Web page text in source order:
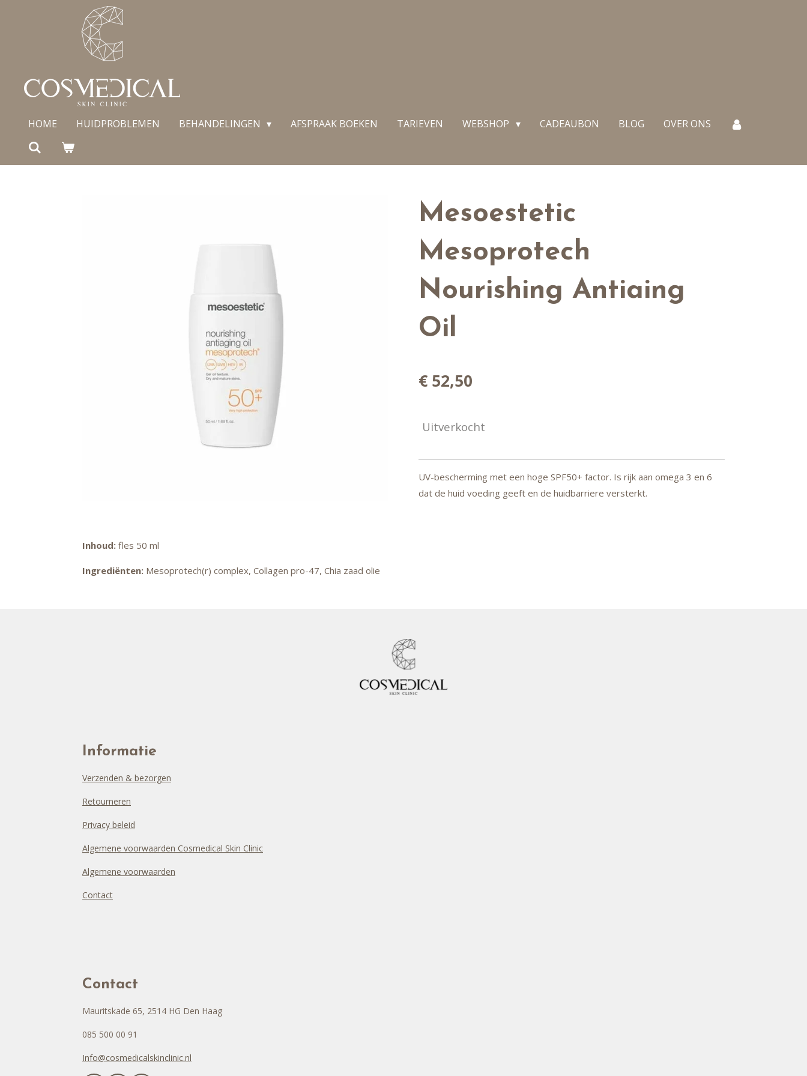
hoofdinhoud
HOME HUIDPROBLEMEN BEHANDELINGEN AFSPRAAK BOEKEN TARIEVEN WEBSHOP CADEAUBON BLOG OVER ONS
Mesoestetic
Mesoprotech
Nourishing Antiaing
Oil
€ 52,50
Uitverkocht
UV-bescherming met een hoge SPF50+ factor. Is rijk aan omega 3 en 6
dat de huid voeding geeft en de huidbarriere versterkt.
Inhoud: fles 50 ml
Ingrediënten: Mesoprotech(r) complex, Collagen pro-47, Chia zaad olie
Informatie
Verzenden & bezorgen
Retourneren
Privacy beleid
Algemene voorwaarden Cosmedical Skin Clinic
Algemene voorwaarden
Contact
Contact
Mauritskade 65, 2514 HG Den Haag
085 500 00 91
Info@cosmedicalskinclinic.nl